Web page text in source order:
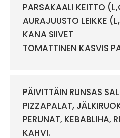
PARSAKAALI KEITTO
AURAJUUSTO LEIKKE
KANA SIIVET
TOMATTINEN KASVIS
PÄIVITTÄIN RUNSAS
PIZZAPALAT,
PERUNAT, KEBABLIHA,
KAHVI.